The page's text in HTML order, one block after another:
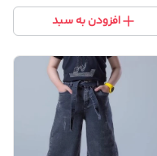
افزودن به سبد